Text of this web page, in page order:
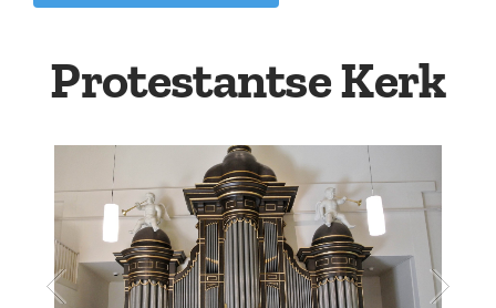
Protestantse Kerk